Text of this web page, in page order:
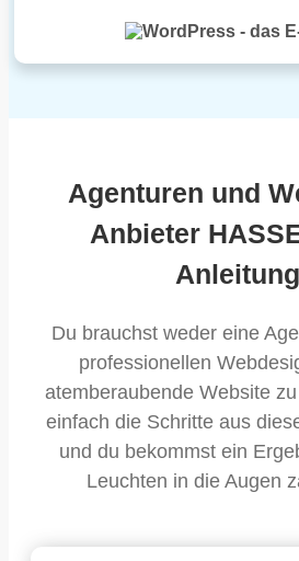
Agenturen und
Anbieter
Du brauchst weder eine
professionellen
atemberaubende Website
einfach die Schritte aus
und du bekommst ein
Leuchten in die Augen